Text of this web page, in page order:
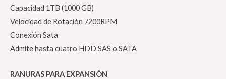
Capacidad 1TB (1000 GB)
Velocidad de Rotación 7200RPM
Conexión Sata
Admite hasta cuatro HDD SAS o SATA
RANURAS PARA EXPANSIÓN